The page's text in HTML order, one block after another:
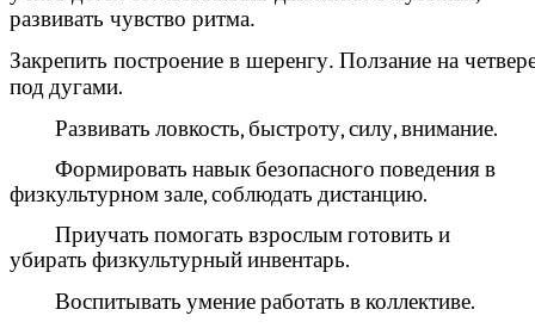
развивать чувство ритма.
Закрепить построение в шеренгу. Ползание на
под дугами.
Развивать ловкость, быстроту, силу, внимание.
Формировать навык безопасного поведения в
физкультурном зале, соблюдать дистанцию.
Приучать помогать взрослым готовить и
убирать физкультурный инвентарь.
Воспитывать умение работать в коллективе.